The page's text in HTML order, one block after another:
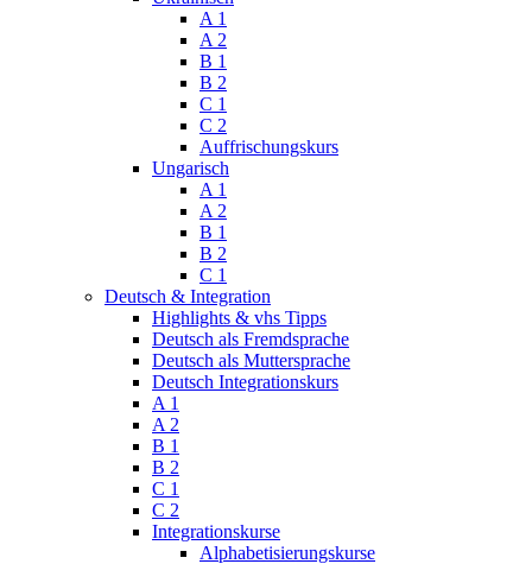
A 1
A 2
B 1
B 2
C 1
C 2
Auffrischungskurs
Ungarisch
A 1
A 2
B 1
B 2
C 1
Deutsch & Integration
Highlights & vhs Tipps
Deutsch als Fremdsprache
Deutsch als Muttersprache
Deutsch Integrationskurs
A 1
A 2
B 1
B 2
C 1
C 2
Integrationskurse
Alphabetisierungskurse